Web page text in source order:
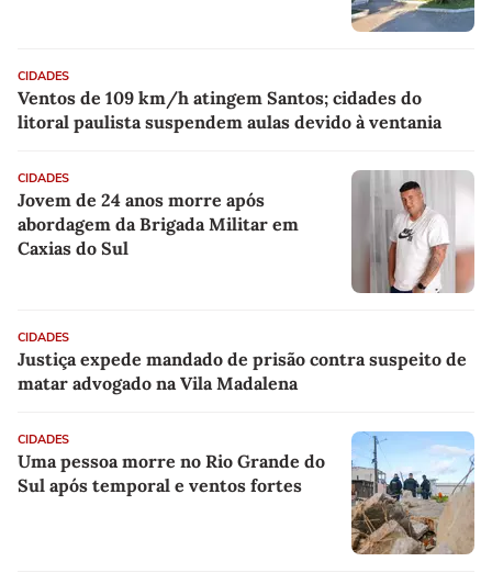
CIDADES
Ventos de 109 km/h atingem Santos; cidades do
litoral paulista suspendem aulas devido à ventania
CIDADES
Jovem de 24 anos morre após
abordagem da Brigada Militar em
Caxias do Sul
CIDADES
Justiça expede mandado de prisão contra suspeito de
matar advogado na Vila Madalena
CIDADES
Uma pessoa morre no Rio Grande do
Sul após temporal e ventos fortes